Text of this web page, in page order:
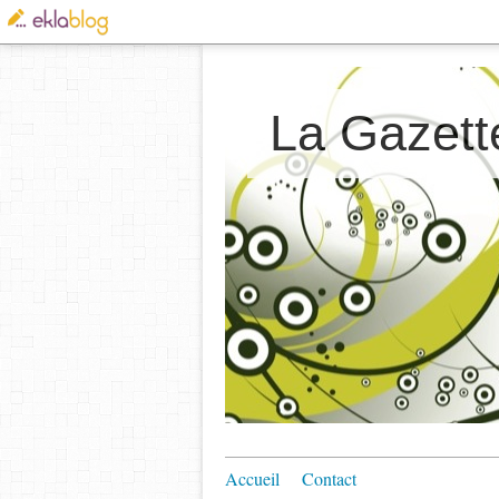
La
Accueil Contact